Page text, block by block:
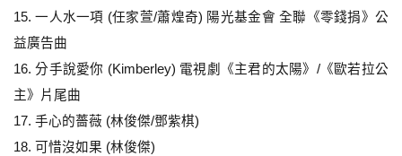
15. 一人水一項 (任家萱/蕭煌奇) 陽光基金會 全聯《零錢捐》公
益廣告曲
16. 分手說愛你 (Kimberley) 電視劇《主君的太陽》/《歐若拉公
主》片尾曲
17. 手心的薔薇 (林俊傑/鄧紫棋)
18. 可惜沒如果 (林俊傑)